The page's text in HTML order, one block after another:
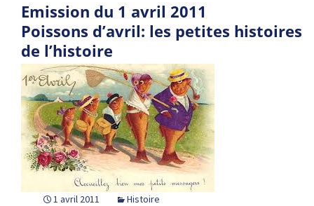
Emission du 1 avril 2011
Poissons d’avril: les petites histoires
de l’histoire
1 avril 2011 Histoire